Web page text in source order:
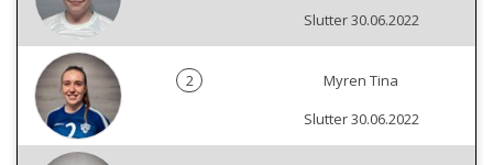
Slutter 30.06.2022
2
Myren Tina
Slutter 30.06.2022